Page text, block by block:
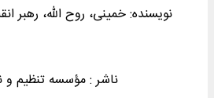
نویسنده: خمینی‌، روح الله، رهبر
ناشر : مؤسسه تنظيم و